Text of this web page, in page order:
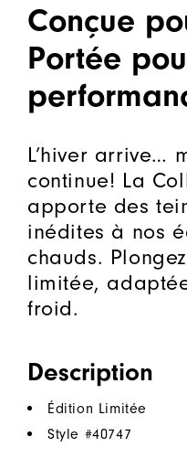
Conçue
Portée
L’hiver arrive…
continue! La
apporte des
inédites à nos
chauds.
limitée,
froid.
Description
Édition Limitée
Style #40747